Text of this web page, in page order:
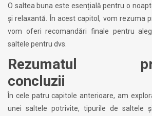
O saltea buna este esențială pentru o
și relaxantă. În acest capitol, vom rezuma
vom oferi recomandări finale pentru
saltele pentru dvs.
Rezumatul
concluzii
În cele patru capitole anterioare, am
unei saltele potrivite, tipurile de saltele